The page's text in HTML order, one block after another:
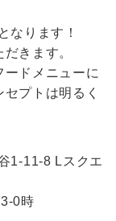
なります！
きます。
ドメニューに
プトは明るく
1-11-8 Lスクエ
0時